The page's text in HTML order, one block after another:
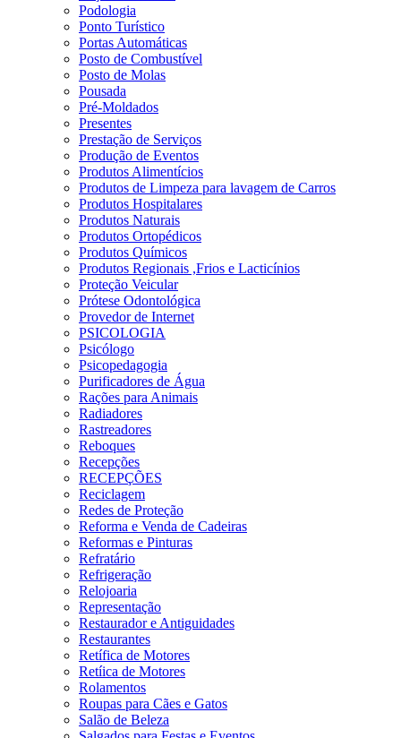
Podologia
Ponto Turístico
Portas Automáticas
Posto de Combustível
Posto de Molas
Pousada
Pré-Moldados
Presentes
Prestação de Serviços
Produção de Eventos
Produtos Alimentícios
Produtos de Limpeza para lavagem de Carros
Produtos Hospitalares
Produtos Naturais
Produtos Ortopédicos
Produtos Químicos
Produtos Regionais ,Frios e Lacticínios
Proteção Veicular
Prótese Odontológica
Provedor de Internet
PSICOLOGIA
Psicólogo
Psicopedagogia
Purificadores de Água
Rações para Animais
Radiadores
Rastreadores
Reboques
Recepções
RECEPÇÕES
Reciclagem
Redes de Proteção
Reforma e Venda de Cadeiras
Reformas e Pinturas
Refratário
Refrigeração
Relojoaria
Representação
Restaurador e Antiguidades
Restaurantes
Retífica de Motores
Retíica de Motores
Rolamentos
Roupas para Cães e Gatos
Salão de Beleza